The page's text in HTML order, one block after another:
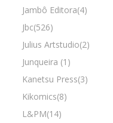
Jambô Editora(4)
Jbc(526)
Julius Artstudio(2)
Junqueira (1)
Kanetsu Press(3)
Kikomics(8)
L&PM(14)